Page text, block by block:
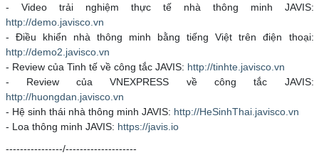
- Video trải nghiệm thực tế nhà thông minh JAVIS:
http://demo.javisco.vn
- Điều khiển nhà thông minh bằng tiếng Việt trên điện thoại:
http://demo2.javisco.vn
- Review của Tinh tế về công tắc JAVIS: http://tinhte.javisco.vn
- Review của VNEXPRESS về công tắc JAVIS:
http://huongdan.javisco.vn
- Hệ sinh thái nhà thông minh JAVIS: http://HeSinhThai.javisco.vn
- Loa thông minh JAVIS: https://javis.io
----------------/--------------------